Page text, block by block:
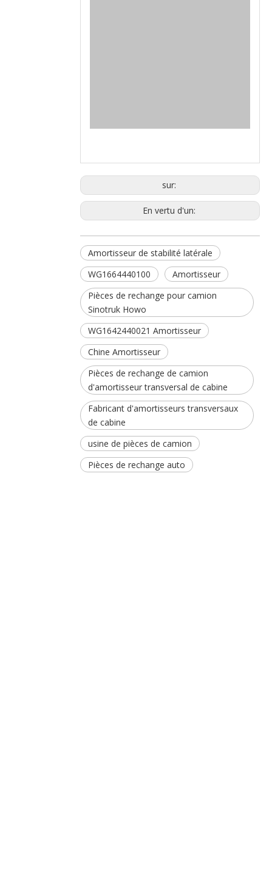
sur:
En vertu d'un:
Amortisseur de stabilité latérale
WG1664440100
Amortisseur
Pièces de rechange pour camion
Sinotruk Howo
WG1642440021 Amortisseur
Chine Amortisseur
Pièces de rechange de camion
d'amortisseur transversal de cabine
Fabricant d'amortisseurs transversaux
de cabine
usine de pièces de camion
Pièces de rechange auto